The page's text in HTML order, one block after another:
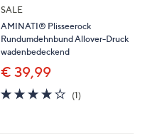
SALE
AMINATI® Plisseerock
Rundumdehnbund Allover-Druck
wadenbedeckend
€ 39,99
4.0
von
(1)